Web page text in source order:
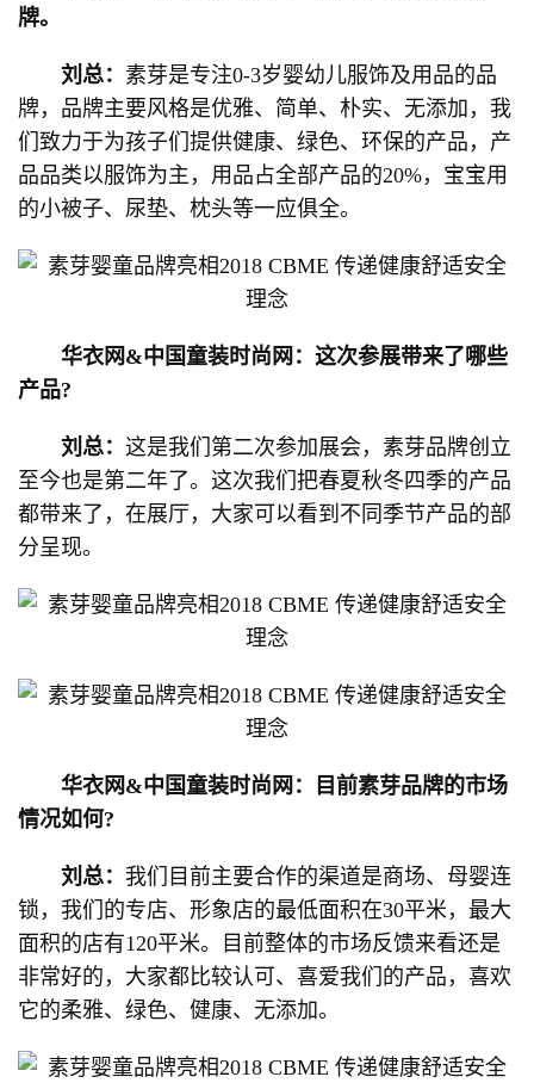
牌。
刘总： 素芽是专注0-3岁婴幼儿服饰及用品的品
牌，品牌主要风格是优雅、简单、朴实、无添加，我
们致力于为孩子们提供健康、绿色、环保的产品，产
品品类以服饰为主，用品占全部产品的20%，宝宝用
的小被子、尿垫、枕头等一应俱全。
华衣网&中国童装时尚网：这次参展带来了哪些
产品?
刘总： 这是我们第二次参加展会，素芽品牌创立
至今也是第二年了。这次我们把春夏秋冬四季的产品
都带来了，在展厅，大家可以看到不同季节产品的部
分呈现。
华衣网&中国童装时尚网：目前素芽品牌的市场
情况如何?
刘总： 我们目前主要合作的渠道是商场、母婴连
锁，我们的专店、形象店的最低面积在30平米，最大
面积的店有120平米。目前整体的市场反馈来看还是
非常好的，大家都比较认可、喜爱我们的产品，喜欢
它的柔雅、绿色、健康、无添加。